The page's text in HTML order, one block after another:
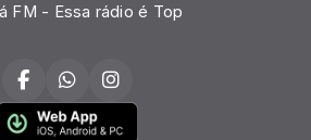
FM - Essa rádio é Top